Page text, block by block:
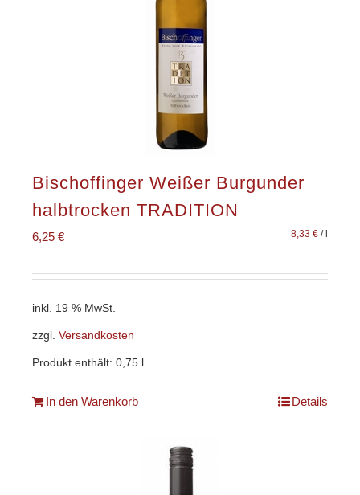
Bischoffinger Weißer Burgunder
halbtrocken TRADITION
6,25 € 8,33 € /
inkl. 19 % MwSt.
zzgl. Versandkosten
Produkt enthält: 0,75 l
In den Warenkorb Details